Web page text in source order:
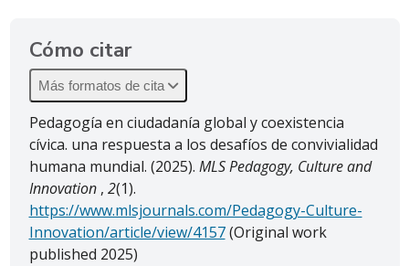
Cómo citar
Más formatos de cita
Pedagogía en ciudadanía global y coexistencia
cívica. una respuesta a los desafíos de convivialidad
humana mundial. (2025). MLS Pedagogy, Culture and
Innovation , 2(1).
https://www.mlsjournals.com/Pedagogy-Culture-
Innovation/article/view/4157(Original work
published 2025)